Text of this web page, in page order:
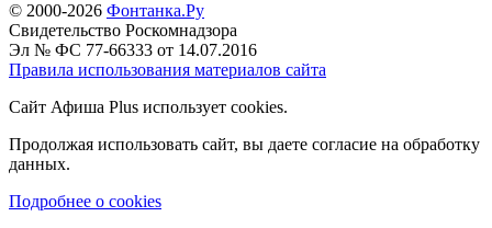
© 2000-2026 Фонтанка.Ру
Свидетельство Роскомнадзора
Эл № ФС 77-66333 от 14.07.2016
Правила использования материалов сайта
Сайт Афиша Plus использует cookies.
Продолжая использовать сайт, вы даете согласие на обработку
данных.
Подробнее о cookies